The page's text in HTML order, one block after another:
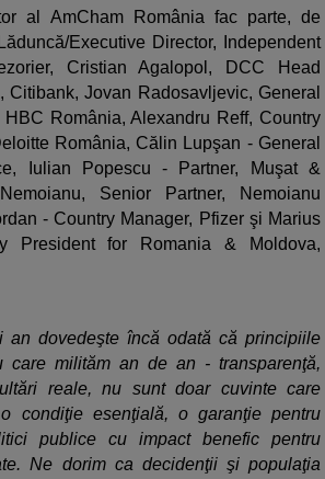
al AmCham România fac parte, de
Executive Director, Independent
Cristian Agalopol, DCC Head
Citibank, Jovan Radosavljevic, General
România, Alexandru Reff, Country
România, Călin Lupşan - General
Iulian Popescu - Partner, Muşat &
Senior Partner, Nemoianu
- Country Manager, Pfizer şi Marius
President for Romania & Moldova,
an dovedeşte încă odată că principiile
care milităm an de an - transparenţă,
reale, nu sunt doar cuvinte care
condiţie esenţială, o garanţie pentru
publice cu impact benefic pentru
Ne dorim ca decidenţii şi populaţia